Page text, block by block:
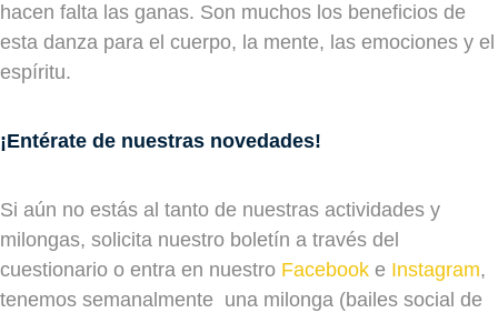
hacen falta las ganas. Son muchos los beneficios de
esta danza para el cuerpo, la mente, las emociones y el
espíritu.
¡Entérate de nuestras novedades!
Si aún no estás al tanto de nuestras actividades y
milongas, solicita nuestro boletín a través del
cuestionario o entra en nuestro Facebook e Instagram,
tenemos semanalmente una milonga (bailes social de